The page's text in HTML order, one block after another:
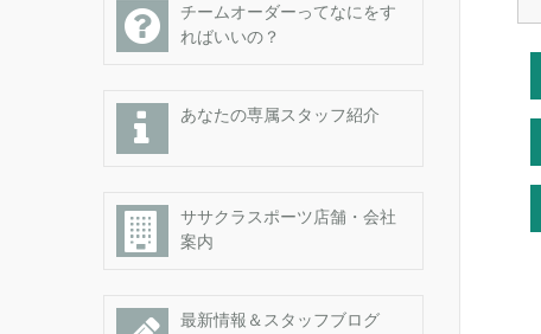
チームオーダーってなにをす
ればいいの？
あなたの専属スタッフ紹介
ササクラスポーツ店舗・会社
案内
最新情報＆スタッフブログ